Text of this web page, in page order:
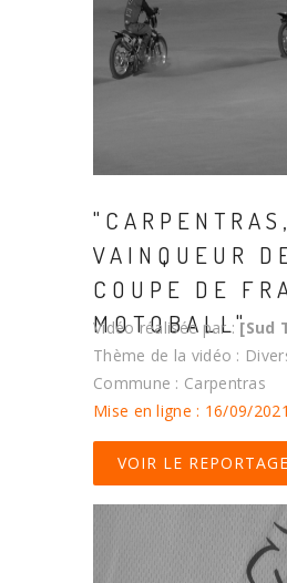
"CARPENTRAS,
VAINQUEUR
COUPE DE
MOTOBALL"
Vidéo réalisée par : [Sud
Thème de la vidéo :
Commune : Carpentras
Mise en ligne : 16/09/2021
VOIR LE REPORTAGE